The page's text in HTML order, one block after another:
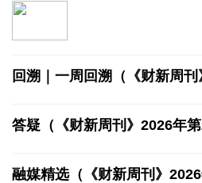
回溯｜一周回溯（《财新周刊
答疑（《财新周刊》2026年第
融媒精选（《财新周刊》2026